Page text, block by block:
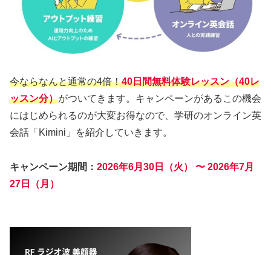
今ならなんと通常の4倍！40日間無料体験レッスン（40レ
ッスン分）がついてきます。キャンペーンがあるこの機会
にはじめられるのが大変お得なので、学研のオンライン英
会話「Kimini」を紹介していきます。
キャンペーン期間： 2026年6月30日（火） 〜 2026年7月
27日（月）